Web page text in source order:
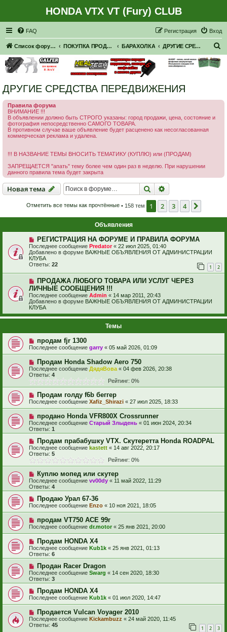
HONDA VTX VT (Fury) CLUB
FAQ Вход
Регистрация
Список форумов ПОКУПКА ПРОДАЖА БАРАХОЛКА ДРУГИЕ СРЕДСТВА ПЕРЕДВИЖЕНИЯ
ДРУГИЕ СРЕДСТВА ПЕРЕДВИЖЕНИЯ
Правила форума
ВНИМАНИЕ !!!
В объявлении должно быть СТРОГО указаны: город продажи, цена, состояние и
фотография непосредственно САМОГО ТОВАРА.
В противном случае ваше объявление будет расценено как несогласованная
коммерческая реклама и удалена.
!!! В НАЗВАНИЕ ТЕМЫ ВНОСИТЬ ТЕМАТИКУ (КУПЛЮ) или (ПРОДАМ)
ЗАПРЕЩАЕТСЯ "апать" тему более чем один раз в неделю. При нарушении
данного правила тема будет закрыта
Новая тема
Новаятема Поиск
Отметить все темы как прочтённые• 158 тем 1 2 3 4
Объявления
РЕГИСТРАЦИЯ НА ФОРУМЕ И ПРАВИЛА ФОРУМА
Последнее сообщение Predator« 22 июл 2025, 01:40
Добавлено в форуме ВАЖНЫЕ ОБЪЯВЛЕНИЯ ОТ АДМИНИСТРАЦИИ
КЛУБА
Ответы: 22 1 2
ПРОДАЖА ЛЮБОГО ТОВАРА ИЛИ УСЛУГ ЧЕРЕЗ
ЛИЧНЫЕ СООБЩЕНИЯ !!!
Последнее сообщение Admin « 14 мар 2011, 20:43
Добавлено в форуме ВАЖНЫЕ ОБЪЯВЛЕНИЯ ОТ АДМИНИСТРАЦИИ
КЛУБА
Темы
продам fjr 1300
Последнее сообщение garry « 05 май 2026, 01:09
Продам Honda Shadow Aero 750
Последнее сообщение ДядяВова « 04 фев 2026, 20:38
Ответы: 4
Рейтинг: 0%
Продам голду f6b беггер
Последнее сообщение Xafiz_Shirazi « 27 июл 2025, 18:33
продано Honda VFR800X Crossrunner
Последнее сообщение Старый Злыдень « 01 июн 2024, 20:34
Ответы: 1
Продам прабабушку VTX. Скутеретта Honda ROADPAL
Последнее сообщение kastett « 14 авг 2022, 20:17
Ответы: 5
Рейтинг: 0%
Куплю мопед или скутер
Последнее сообщение vv00dy « 11 май 2022, 11:29
Ответы: 4
Продаю Урал 67-36
Последнее сообщение Enzo « 10 ноя 2021, 18:05
продам VT750 ACE 99г
Последнее сообщение dr.motor « 25 янв 2021, 20:00
Продам HONDA X4
Последнее сообщение Kub1k « 25 янв 2021, 01:13
Ответы: 6
Продан Racer Dragon
Последнее сообщение Swarg « 14 сен 2020, 18:30
Ответы: 3
Продам HONDA X4
Последнее сообщение Kub1k « 01 июл 2020, 14:47
Продается Vulcan Voyager 2010
Последнее сообщение Kickambuzz « 24 май 2020, 11:45
Ответы: 45 1 2 3